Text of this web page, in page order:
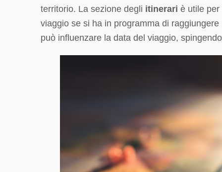
territorio. La sezione degli itinerari è utile per
viaggio se si ha in programma di
può influenzare la data del viaggio,